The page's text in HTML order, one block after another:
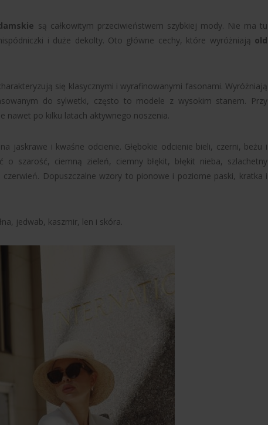
są całkowitym przeciwieństwem szybkiej mody. Nie ma tu
i duże dekolty. Oto główne cechy, które wyróżniają old
się klasycznymi i wyrafinowanymi fasonami. Wyróżniają
do sylwetki, często to modele z wysokim stanem. Przy
nawet po kilku latach aktywnego noszenia.
jaskrawe i kwaśne odcienie. Głębokie odcienie bieli, czerni, beżu i
szarość, ciemną zieleń, ciemny błękit, błękit nieba, szlachetny
Dopuszczalne wzory to pionowe i poziome paski, kratka i
jedwab, kaszmir, len i skóra.